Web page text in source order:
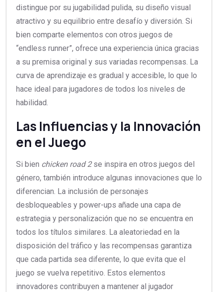
distingue por su jugabilidad pulida, su diseño visual
atractivo y su equilibrio entre desafío y diversión. Si
bien comparte elementos con otros juegos de
“endless runner”, ofrece una experiencia única gracias
a su premisa original y sus variadas recompensas. La
curva de aprendizaje es gradual y accesible, lo que lo
hace ideal para jugadores de todos los niveles de
habilidad.
Las Influencias y la Innovación
en el Juego
Si bien chicken road 2se inspira en otros juegos del
género, también introduce algunas innovaciones que lo
diferencian. La inclusión de personajes
desbloqueables y power-ups añade una capa de
estrategia y personalización que no se encuentra en
todos los títulos similares. La aleatoriedad en la
disposición del tráfico y las recompensas garantiza
que cada partida sea diferente, lo que evita que el
juego se vuelva repetitivo. Estos elementos
innovadores contribuyen a mantener al jugador